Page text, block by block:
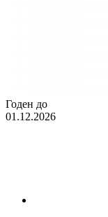
Годен до
01.12.2026